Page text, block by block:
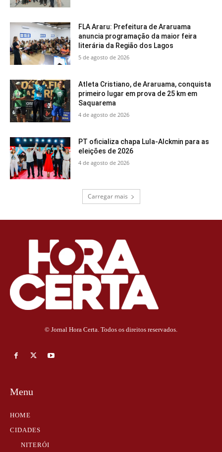
FLA Araru: Prefeitura de Araruama
anuncia programação da maior feira
literária da Região dos Lagos
5 de agosto de 2026
Atleta Cristiano, de Araruama, conquista
primeiro lugar em prova de 25 km em
Saquarema
4 de agosto de 2026
PT oficializa chapa Lula-Alckmin para as
eleições de 2026
4 de agosto de 2026
Carregar mais
© Jornal Hora Certa. Todos os direitos reservados.
Menu
HOME
CIDADES
NITERÓI